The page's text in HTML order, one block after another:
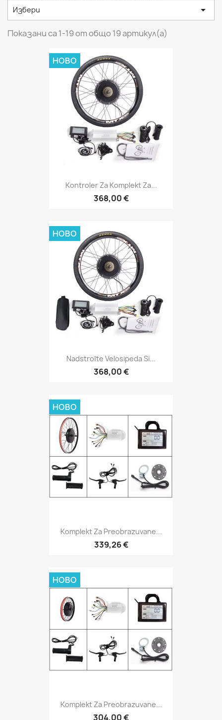
Избери 
Показани са 1-19 от общо 19 артикул(а)
Kontroler Za Komplekt Za...
368,00 €
НОВО
Nadstroĭte Velosipeda Si...
368,00 €
НОВО
Komplekt Za Preobrazuvane...
339,26 €
НОВО
Komplekt Za Preobrazuvane...
304,00 €
НОВО